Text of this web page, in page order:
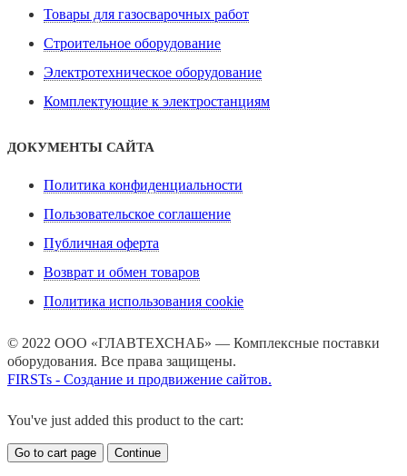
Товары для газосварочных работ
Строительное оборудование
Электротехническое оборудование
Комплектующие к электростанциям
ДОКУМЕНТЫ САЙТА
Политика конфиденциальности
Пользовательское соглашение
Публичная оферта
Возврат и обмен товаров
Политика использования cookie
© 2022 ООО «ГЛАВТЕХСНАБ» — Комплексные поставки
оборудования. Все права защищены.
FIRSTs - Создание и продвижение сайтов.
You've just added this product to the cart:
Go to cart page Continue